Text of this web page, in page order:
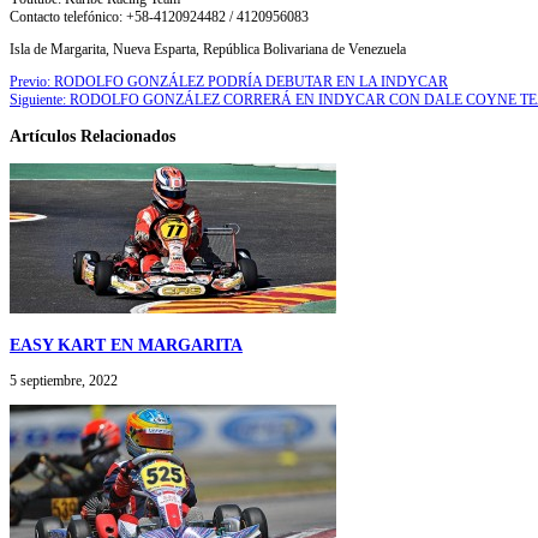
Contacto telefónico: +58-4120924482 / 4120956083
Isla de Margarita, Nueva Esparta, República Bolivariana de Venezuela
Previo: RODOLFO GONZÁLEZ PODRÍA DEBUTAR EN LA INDYCAR
Siguiente: RODOLFO GONZÁLEZ CORRERÁ EN INDYCAR CON DALE COYNE
Artículos Relacionados
EASY KART EN MARGARITA
5 septiembre, 2022